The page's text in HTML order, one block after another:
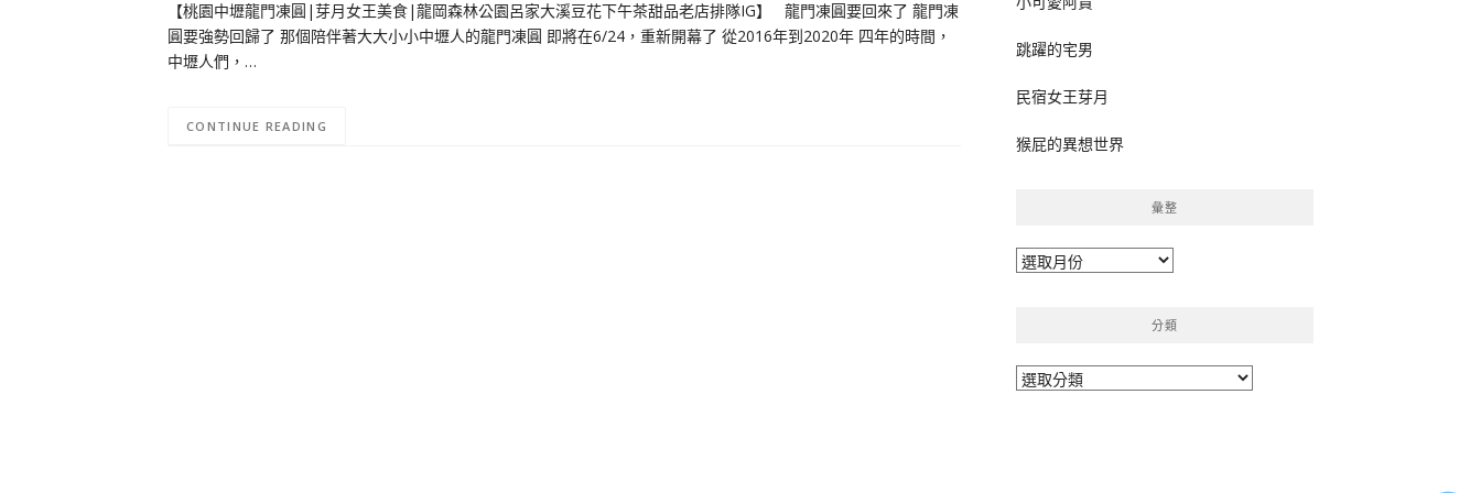
【桃園中壢龍門凍圓|芽月女王美食|龍岡森林公園呂家大溪豆花下午茶甜品老店排隊IG】 龍門凍圓要回來了 龍門凍
圓要強勢回歸了 那個陪伴著大大小小中壢人的龍門凍圓 即將在6/24，重新開幕了 從2016年到2020年 四年的時間，
中壢人們，…
CONTINUE READING
跳躍的宅男
民宿女王芽月
猴屁的異想世界
彙整
彙
分類
分